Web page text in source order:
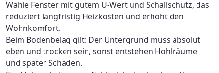
Wähle Fenster mit gutem U‑Wert und Schallschutz, das
reduziert langfristig Heizkosten und erhöht den
Wohnkomfort.
Beim Bodenbelag gilt: Der Untergrund muss absolut
eben und trocken sein, sonst entstehen Hohlräume
und später Schäden.